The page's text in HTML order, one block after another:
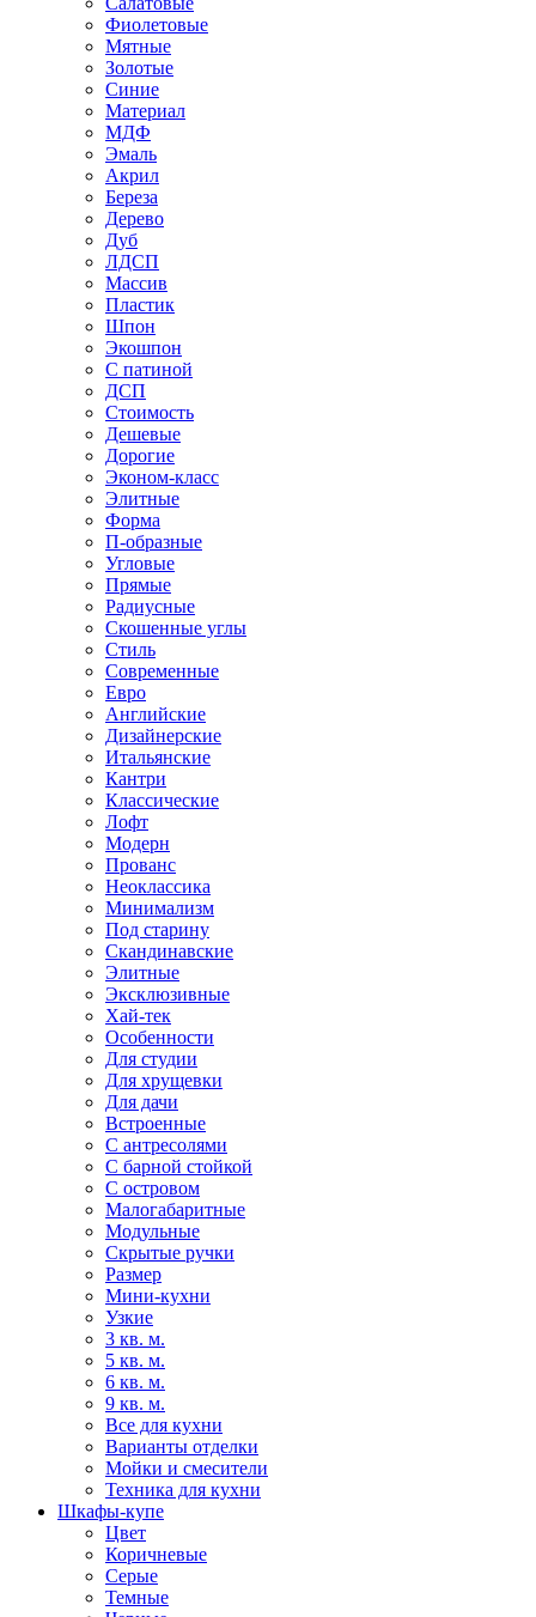
Фиолетовые
Мятные
Золотые
Синие
Материал
МДФ
Эмаль
Акрил
Береза
Дерево
Дуб
ЛДСП
Массив
Пластик
Шпон
Экошпон
С патиной
ДСП
Стоимость
Дешевые
Дорогие
Эконом-класс
Элитные
Форма
П-образные
Угловые
Прямые
Радиусные
Скошенные углы
Стиль
Современные
Евро
Английские
Дизайнерские
Итальянские
Кантри
Классические
Лофт
Модерн
Прованс
Неоклассика
Минимализм
Под старину
Скандинавские
Элитные
Эксклюзивные
Хай-тек
Особенности
Для студии
Для хрущевки
Для дачи
Встроенные
С антресолями
С барной стойкой
С островом
Малогабаритные
Модульные
Скрытые ручки
Размер
Мини-кухни
Узкие
3 кв. м.
5 кв. м.
6 кв. м.
9 кв. м.
Все для кухни
Варианты отделки
Мойки и смесители
Техника для кухни
Шкафы-купе
Цвет
Коричневые
Серые
Темные